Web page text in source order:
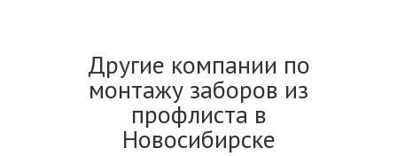
Другие компании по
монтажу заборов из
профлиста в
Новосибирске